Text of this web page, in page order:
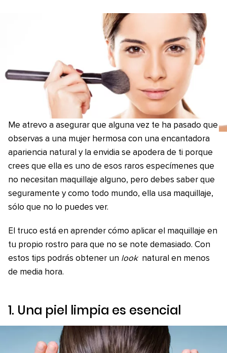
Me atrevo a asegurar que alguna vez te ha pasado que
observas a una mujer hermosa con una encantadora
apariencia natural y la envidia se apodera de ti porque
crees que ella es uno de esos raros especímenes que
no necesitan maquillaje alguno, pero debes saber que
seguramente y como todo mundo, ella usa maquillaje,
sólo que no lo puedes ver.
El truco está en aprender cómo aplicar el maquillaje en
tu propio rostro para que no se note demasiado. Con
estos tips podrás obtener un look natural en menos
de media hora.
1. Una piel limpia es esencial